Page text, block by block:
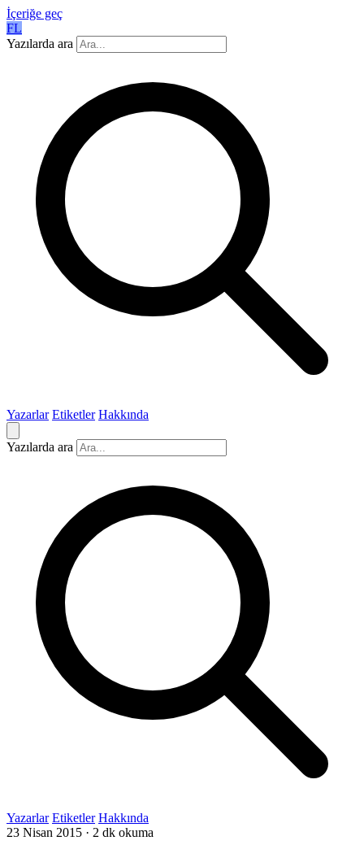
İçeriğe geç
FL
Yazılarda ara
Yazarlar Etiketler Hakkında
Yazılarda ara
Yazarlar Etiketler Hakkında
23 Nisan 2015 · 2 dk okuma